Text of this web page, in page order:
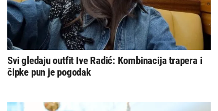
Svi gledaju outfit Ive Radić: Kombinacija trapera i
čipke pun je pogodak